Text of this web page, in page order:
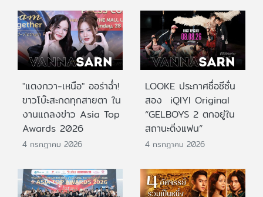
"แตงกวา-เหนือ" ออร่าฉ่ำ!
ขาวโบ๊ะสะกดทุกสายตา ใน
งานแถลงข่าว Asia Top
Awards 2026
4 กรกฎาคม 2026
LOOKE ประกาศชื่อซีซั่น
สอง iQIYI Original
“GELBOYS 2 ตกอยู่ใน
สถานะติ่งแฟน”
4 กรกฎาคม 2026